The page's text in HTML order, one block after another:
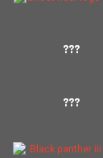
???
???